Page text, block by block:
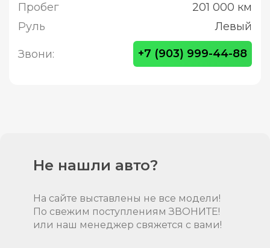
Пробег
201 000 км
Руль
Левый
Звони: +7 (903) 999-44-88
Не нашли авто?
На сайте выставлены не все модели!
По свежим поступлениям ЗВОНИТЕ!
или наш менеджер свяжется с вами!